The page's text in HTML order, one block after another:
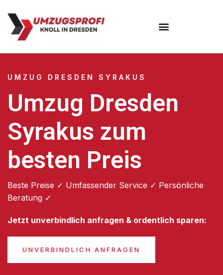
UMZUG DRESDEN SYRAKUS
Umzug Dresden
Syrakus zum
besten Preis
Beste Preise ✓ Umfassender Service ✓ Persönliche
Beratung ✓
Jetzt unverbindlich anfragen & ordentlich sparen:
UNVERBINDLICH ANFRAGEN